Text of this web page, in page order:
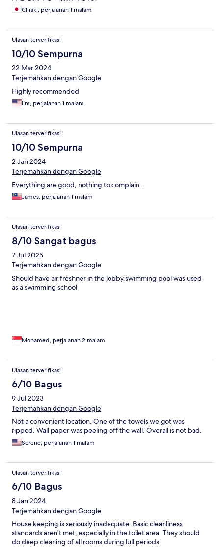
Chiaki, perjalanan 1 malam
Ulasan terverifikasi
10/10 Sempurna
22 Mar 2024
Terjemahkan dengan Google
Highly recommended
lim, perjalanan 1 malam
Ulasan terverifikasi
10/10 Sempurna
2 Jan 2024
Terjemahkan dengan Google
Everything are good, nothing to complain...
James, perjalanan 1 malam
Ulasan terverifikasi
8/10 Sangat bagus
7 Jul 2025
Terjemahkan dengan Google
Should have air freshner in the lobby.swimming pool was used
as a swimming school
Mohamed, perjalanan 2 malam
Ulasan terverifikasi
6/10 Bagus
9 Jul 2023
Terjemahkan dengan Google
Not a convenient location. One of the towels we got was
ripped. Wall paper was peeling off the wall. Overall is not bad.
Serene, perjalanan 1 malam
Ulasan terverifikasi
6/10 Bagus
8 Jan 2024
Terjemahkan dengan Google
House keeping is seriously inadequate. Basic cleanliness
standards aren't met, especially in the toilet area. They should
do deep cleaning of all rooms during lull periods.